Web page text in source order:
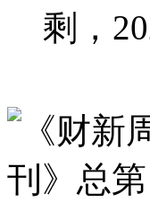
剩，